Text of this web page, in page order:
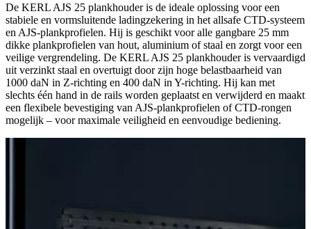
De KERL AJS 25 plankhouder is de ideale oplossing voor een
stabiele en vormsluitende ladingzekering in het allsafe CTD-systeem
en AJS-plankprofielen. Hij is geschikt voor alle gangbare 25 mm
dikke plankprofielen van hout, aluminium of staal en zorgt voor een
veilige vergrendeling. De KERL AJS 25 plankhouder is vervaardigd
uit verzinkt staal en overtuigt door zijn hoge belastbaarheid van
1000 daN in Z-richting en 400 daN in Y-richting. Hij kan met
slechts één hand in de rails worden geplaatst en verwijderd en maakt
een flexibele bevestiging van AJS-plankprofielen of CTD-rongen
mogelijk – voor maximale veiligheid en eenvoudige bediening.